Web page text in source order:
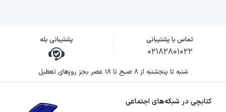
تماس با پشتیبانی
۰۲۱۸۲۸۰۱۰۲۲
پشتیبانی بله
شنبه تا پنجشنبه از ۸ صبح تا ۱۸ عصر بجز روزهای تعطیل
کتابچی در شبکه‌های اجتماعی